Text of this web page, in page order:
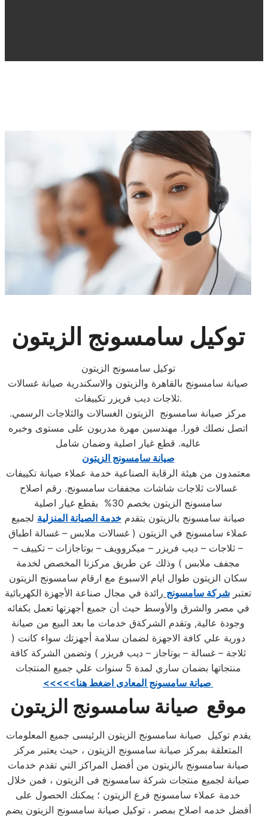
توكيل سامسونج الزيتون
توكيل سامسونج الزيتون
صيانة سامسونج بالقاهرة والزيتون والاسكندرية صيانة غسالات
ثلاجات ديب فريزر تكييفات.
مركز صيانة سامسونج الزيتون الغسالات والثلاجات الرسمي.
اتصل نصلك فورا. مهندسين مهرة مدربون على مستوى وخبره
عاليه. قطع غيار اصلية وضمان شامل
صيانة سامسونج الزيتون
معتمدون من هيئة الرقابة الصناعية خدمة عملاء صيانة تكييفات
غسالات ثلاجات شاشات مجففات سامسونج. رقم اصلاح
سامسونج الزيتون بخصم 30% بقطع غيار اصلية
صيانة سامسونج بالزيتون بتقدمخدمة الصيانة المنزلية لجميع
عملاء سامسونج في الزيتون ( غسالات ملابس – غسالة اطباق
– ثلاجات – ديب فريزر – ميكروويف – بوتاجازات – تكييف –
مجفف ملابس ) وذلك عن طريق مركزنا المخصص لخدمة
سكان الزيتون طوال ايام الاسبوع مع ارقام سامسونج الزيتون
تعتبر شركة سامسونج رائدة في مجال صناعة الأجهزة الكهربائية
في مصر والشرق والأوسط حيث أن جميع أجهزتها تعمل بكفائه
وجودة عالية, وتقدم الشركةق خدمات ما بعد البيع من صيانة
دورية علي كافة الاجهزة لضمان سلامة أجهزتك سواء كانت (
ثلاجة – غسالة – بوتاجاز – ديب فريزر ) وتضمن الشركة كافة
منتجاتها بضمان ساري لمدة 5 سنوات علي جميع المنتجات
موقع صيانة سامسونج الزيتون
يقدم توكيل صيانة سامسونج الزيتون الرئيسى جميع المعلومات
المتعلقة بمركز صيانة سامسونج الزيتون ، حيث يعتبر مركز
صيانة سامسونج بالزيتون من أفضل المراكز التي تقدم خدمات
صيانة لجميع منتجات شركة سامسونج فى الزيتون ، فمن خلال
خدمة عملاء سامسونج فرع الزيتون ؛ يمكنك الحصول على
أفضل خدمه اصلاح بمصر ، توكيل صيانة سامسونج الزيتون يضم